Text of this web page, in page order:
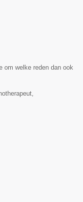
om welke reden dan ook